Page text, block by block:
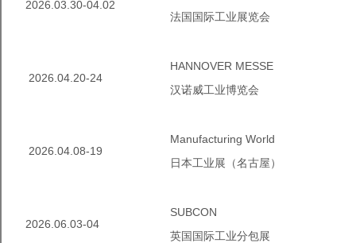
2026.03.30-04.02
法国国际工业展览会
2026.04.20-24
HANNOVERMESSE
汉诺威工业博览会
2026.04.08-19
ManufacturingWorld
日本工业展（名古屋）
2026.06.03-04
SUBCON
英国国际工业分包展